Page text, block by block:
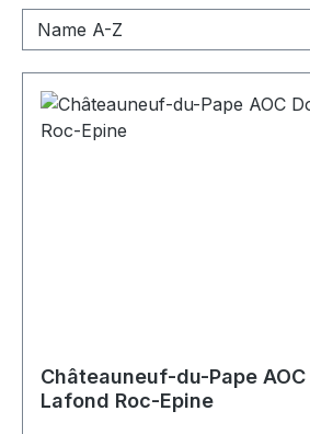
Châteauneuf-du-Pape
Lafond Roc-Epine